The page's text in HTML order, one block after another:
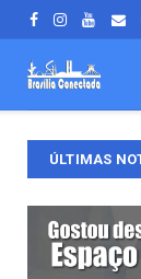
ÚLTIMAS
Do Varjão É